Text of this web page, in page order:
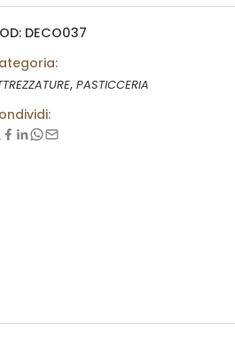
DECO037
, PASTICCERIA